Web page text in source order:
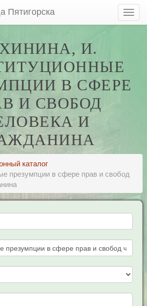
Пятигорска
И.
В СФЕРЕ
И СВОБОД
И
каталог
презумпции в сфере прав и свобод